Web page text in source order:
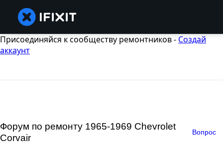
Присоединяйся к сообществу ремонтников - Создай
аккаунт
Форум по ремонту 1965-1969 Chevrolet
Corvair
Вопрос